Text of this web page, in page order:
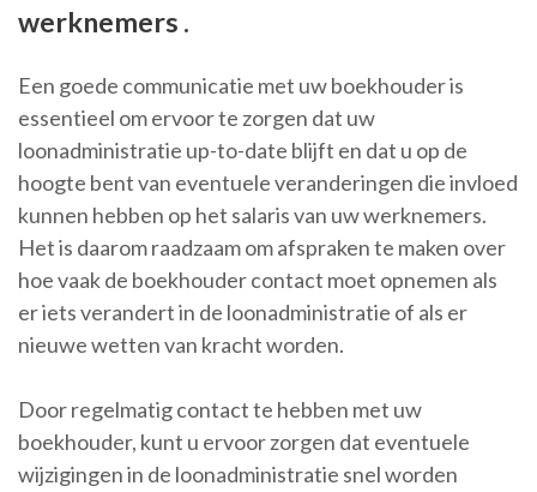
werknemers .
Een goede communicatie met uw boekhouder is
essentieel om ervoor te zorgen dat uw
loonadministratie up-to-date blijft en dat u op de
hoogte bent van eventuele veranderingen die invloed
kunnen hebben op het salaris van uw werknemers.
Het is daarom raadzaam om afspraken te maken over
hoe vaak de boekhouder contact moet opnemen als
er iets verandert in de loonadministratie of als er
nieuwe wetten van kracht worden.
Door regelmatig contact te hebben met uw
boekhouder, kunt u ervoor zorgen dat eventuele
wijzigingen in de loonadministratie snel worden